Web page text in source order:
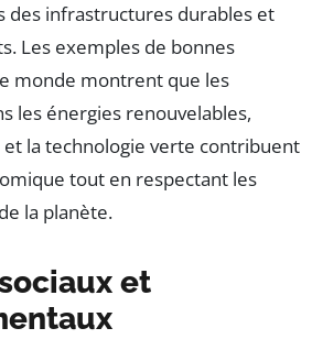
des infrastructures durables et
Les exemples de bonnes
monde montrent que les
les énergies renouvelables,
et la technologie verte contribuent
tout en respectant les
la planète.
et